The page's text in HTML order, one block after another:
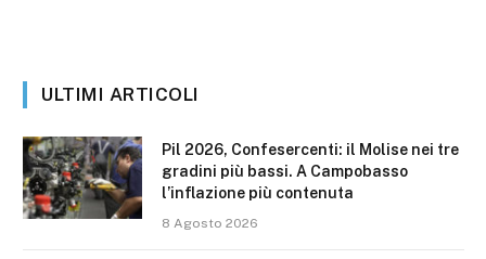
ULTIMI ARTICOLI
Pil 2026, Confesercenti: il Molise nei tre
gradini più bassi. A Campobasso
l’inflazione più contenuta
8 Agosto 2026